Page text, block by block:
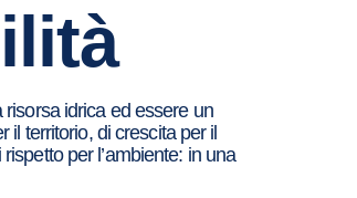
idrica ed essere un
il territorio, di crescita per il
per l’ambiente: in una